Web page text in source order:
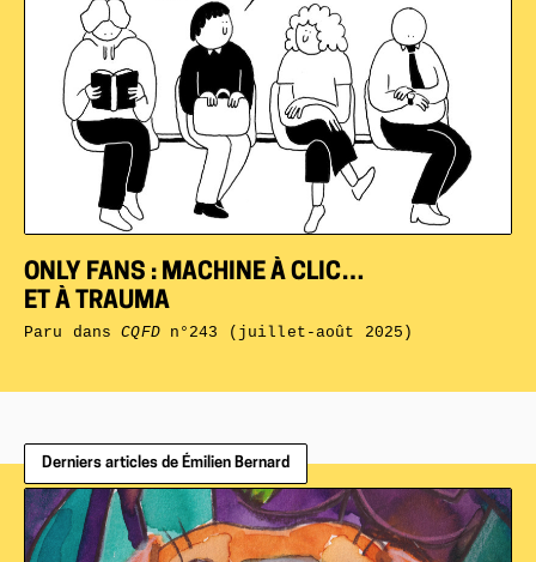
ONLY FANS : MACHINE À CLIC…
ET À TRAUMA
Paru dansCQFDn°243 (juillet-août 2025)
Derniers articles de Émilien Bernard